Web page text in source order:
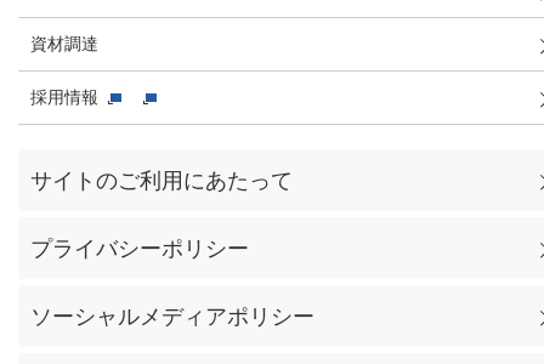
資材調達
採用情報
サイトのご利用にあたって
プライバシーポリシー
ソーシャルメディアポリシー